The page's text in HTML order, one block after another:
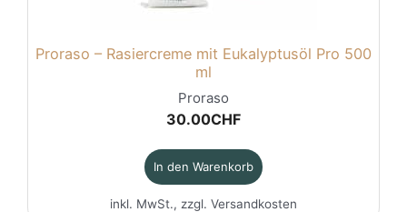
Proraso – Rasiercreme mit Eukalyptusöl Pro 500
ml
Proraso
30.00CHF
In den Warenkorb
inkl. MwSt., zzgl. Versandkosten